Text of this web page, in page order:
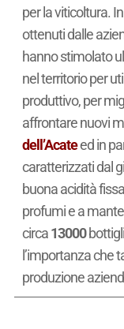
per la viticoltura.
ottenuti dalle
hanno stimolato
nel territorio per
produttivo, per
affrontare nuovi
dell’Acateed in
caratterizzati dal
buona acidità
profumi e a
circa13000
l’importanza che
produzione